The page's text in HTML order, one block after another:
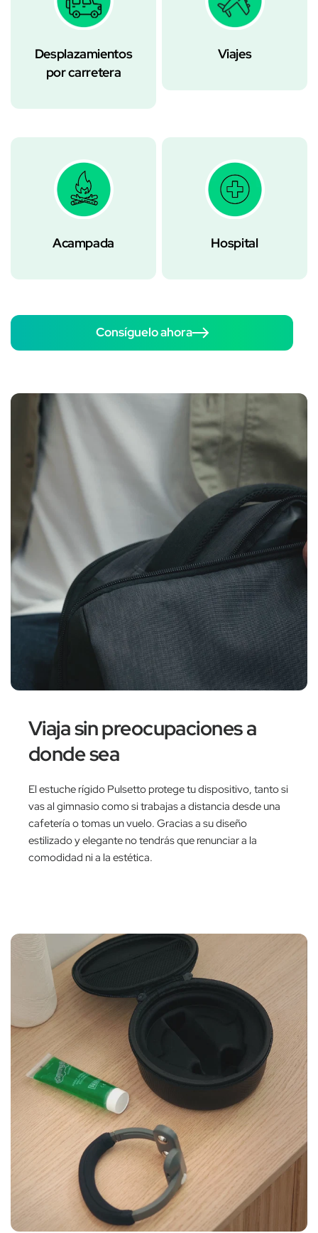
Desplazamientos
por carretera
Viajes
Acampada Hospital
Consíguelo ahora
Viaja sin preocupaciones a
donde sea
El estuche rígido Pulsetto protege tu dispositivo, tanto si
vas al gimnasio como si trabajas a distancia desde una
cafetería o tomas un vuelo. Gracias a su diseño
estilizado y elegante no tendrás que renunciar a la
comodidad ni a la estética.